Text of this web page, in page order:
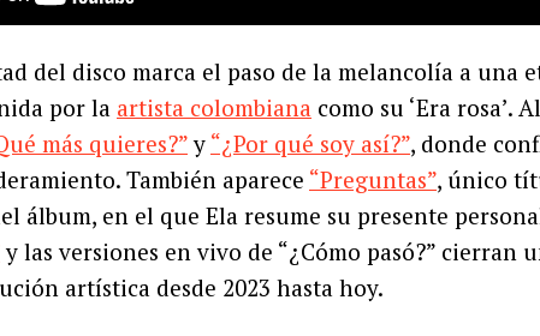
del disco marca el paso de la melancolía a una
por la artista colombiana como su ‘Era rosa’.
más quieres?”y “¿Por qué soy así?”, donde
También aparece “Preguntas”, único
álbum, en el que Ela resume su presente
y las versiones en vivo de “¿Cómo pasó?” cierran
artística desde 2023 hasta hoy.